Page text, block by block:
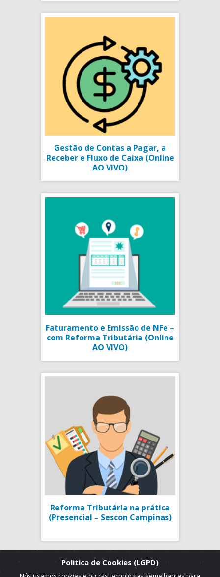
Gestão de Contas a Pagar, a
Receber e Fluxo de Caixa (Online
AO VIVO)
Faturamento e Emissão de NFe –
com Reforma Tributária (Online
AO VIVO)
Reforma Tributária na prática
(Presencial – Sescon Campinas)
Politica de Cookies (LGPD)